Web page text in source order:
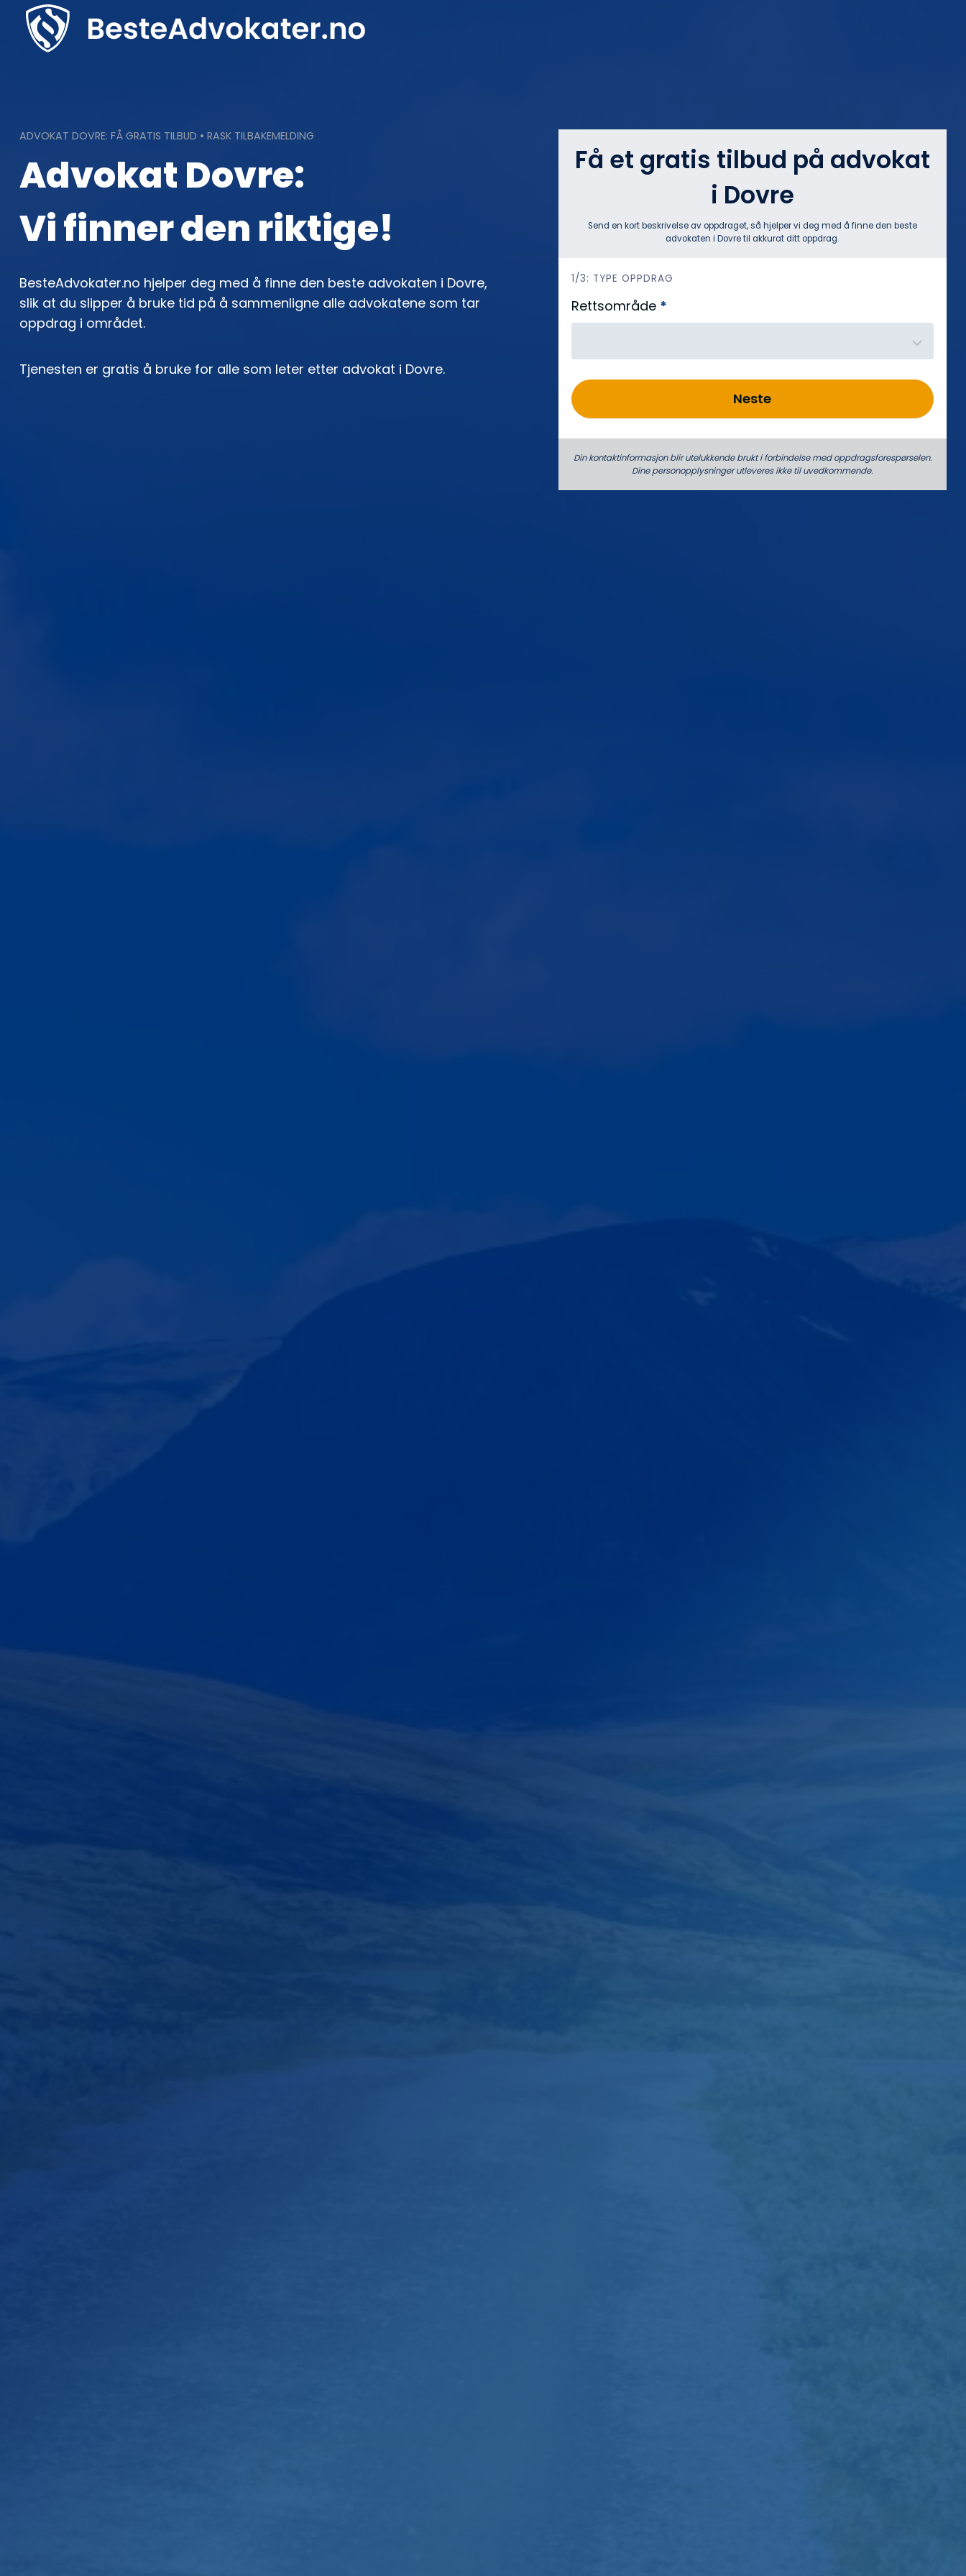
content
ADVOKAT DOVRE: FÅ GRATIS TILBUD • RASK TILBAKEMELDING
Advokat Dovre:
Vi finner den riktige!
BesteAdvokater.no hjelper deg med å finne den beste advokaten i Dovre,
slik at du slipper å bruke tid på å sammenligne alle advokatene som tar
oppdrag i området.
Tjenesten er gratis å bruke for alle som leter etter advokat i Dovre.
Få et gratis tilbud på advokat
i Dovre
Send en kort beskrivelse av oppdraget, så hjelper vi deg med å finne den beste
advokaten i Dovre til akkurat ditt oppdrag.
h
e
r
1/3: TYPE OPPDRAG
Rettsområde *
Neste
Din kontaktinformasjon blir utelukkende brukt i forbindelse med oppdrags­forespørselen.
Dine person­­opplysninger utleveres ikke til uvedkommende.